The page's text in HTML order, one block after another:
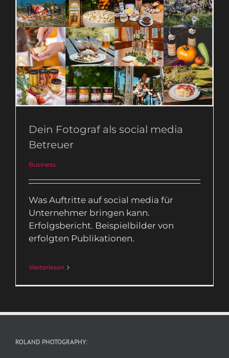
Dein Fotograf als social media
Betreuer
Business
Dein Fotograf als social media
Betreuer
Business
Was Auftritte auf social media für
Unternehmer bringen kann.
Erfolgsbericht. Beispielbilder von
erfolgten Publikationen.
Weiterlesen
ROLAND PHOTOGRAPHY: